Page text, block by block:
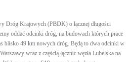
Dróg Krajowych (PBDK) o łącznej długości
oddać odcinki dróg, na budowach których prace
blisko 49 km nowych dróg. Będą to dwa odcinki w
wraz z częścią łącznic węzła Lubelska na